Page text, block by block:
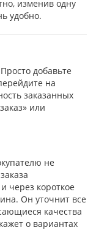
изменив одну
удобно.
добавьте
на
заказанных
или
не
через короткое
Он уточнит все
качества
о вариантах